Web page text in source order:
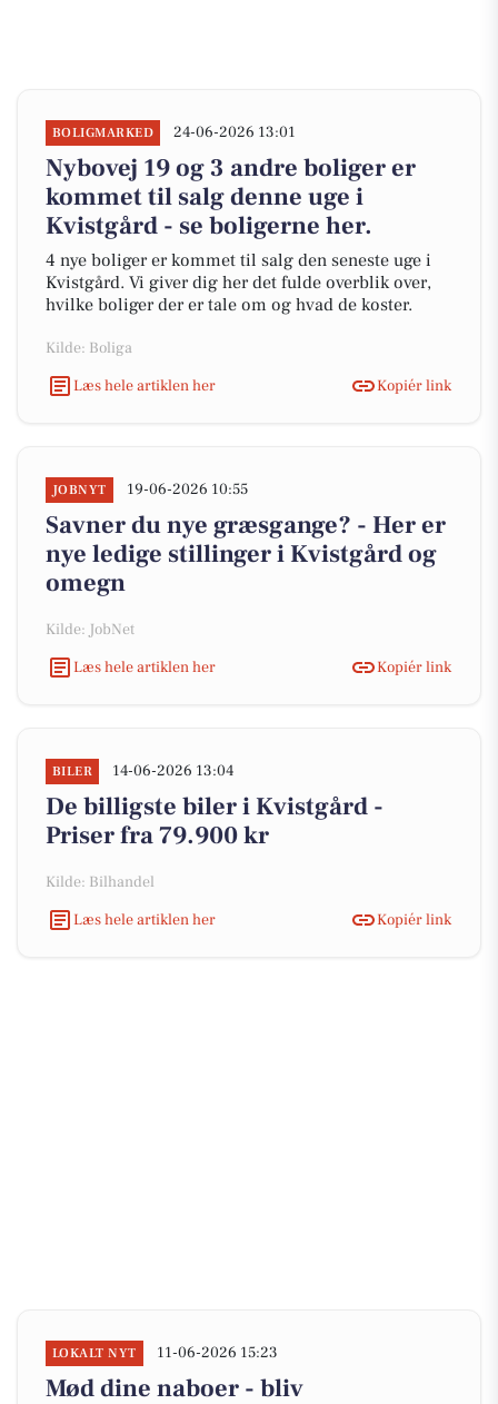
BOLIGMARKED 24-06-2026 13:01
Nybovej 19 og 3 andre boliger er
kommet til salg denne uge i
Kvistgård - se boligerne her.
4 nye boliger er kommet til salg den seneste uge i
Kvistgård. Vi giver dig her det fulde overblik over,
hvilke boliger der er tale om og hvad de koster.
Kilde: Boliga
Læs hele artiklen her
Kopiér link
JOBNYT 19-06-2026 10:55
Savner du nye græsgange? - Her er
nye ledige stillinger i Kvistgård og
omegn
Kilde: JobNet
Læs hele artiklen her
Kopiér link
BILER 14-06-2026 13:04
De billigste biler i Kvistgård -
Priser fra 79.900 kr
Kilde: Bilhandel
Læs hele artiklen her
Kopiér link
LOKALT NYT 11-06-2026 15:23
Mød dine naboer - bliv